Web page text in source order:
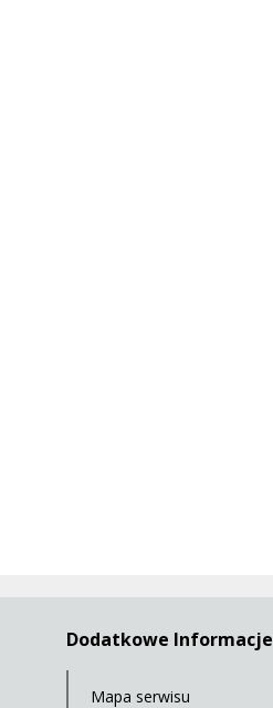
Dodatkowe Informacje
Mapa serwisu